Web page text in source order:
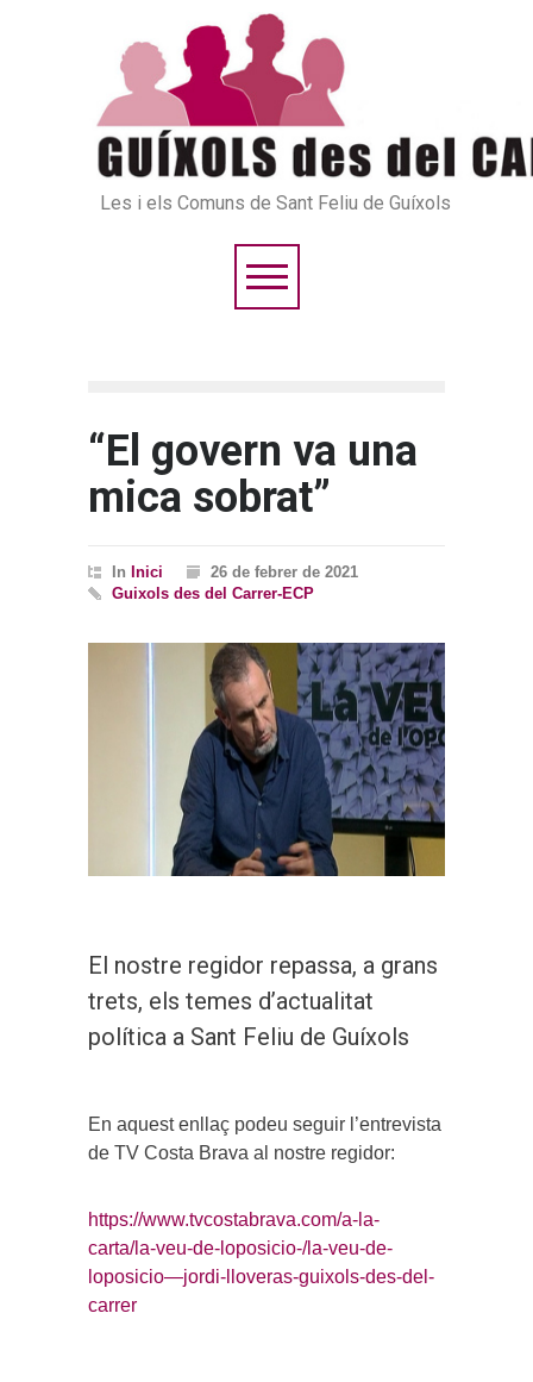
Les i els Comuns de Sant Feliu de Guíxols
“El govern va una
mica sobrat”
In Inici
26 de febrer de 2021
Guixols des del Carrer-ECP
El nostre regidor repassa, a grans
trets, els temes d’actualitat
política a Sant Feliu de Guíxols
En aquest enllaç podeu seguir l’entrevista
de TV Costa Brava al nostre regidor:
https://www.tvcostabrava.com/a-la-
carta/la-veu-de-loposicio-/la-veu-de-
loposicio—jordi-lloveras-guixols-des-del-
carrer